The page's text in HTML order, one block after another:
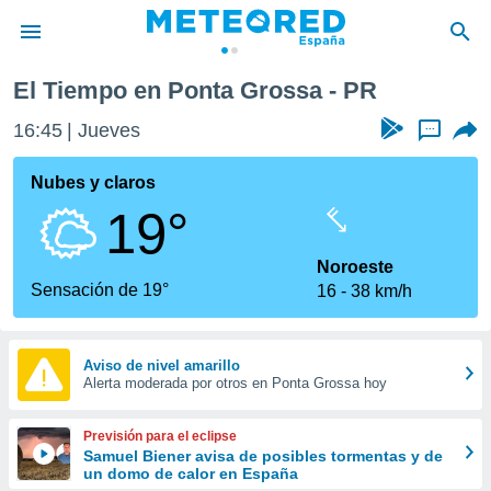
de
por
que se
calidad.
a este
las
y
forma
digital
basada
El Tiempo en Ponta Grossa - PR
16:45 Jueves ...
Nubes y claros
19°
Sensación de 19°
Noroeste
16
38 km/h
Aviso de nivel amarillo
Alerta moderada por otros en Ponta Grossa hoy
Previsión para el eclipse
Samuel Biener avisa de posibles tormentas y de
un domo de calor en España